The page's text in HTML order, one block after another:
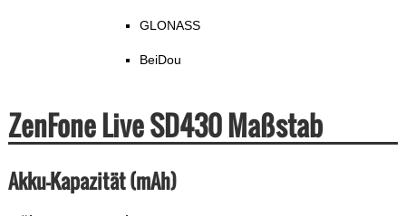
GLONASS
BeiDou
ZenFone Live SD430 Maßstab
Akku-Kapazität (mAh)